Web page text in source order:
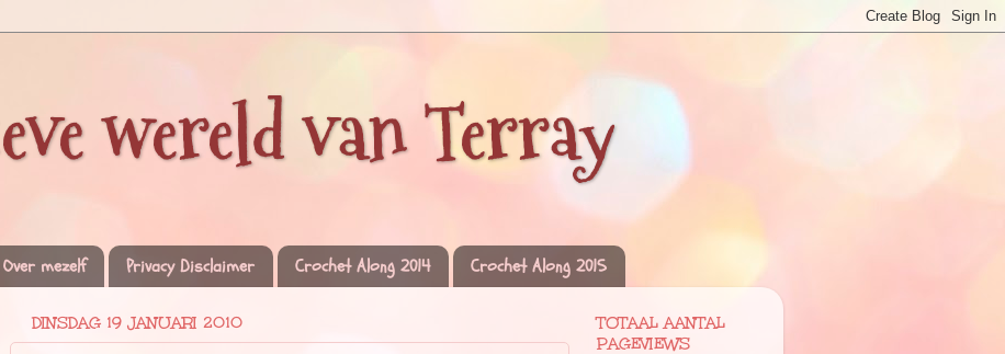
wereld van Terray
Over mezelf Privacy Disclaimer Crochet Along 2014 Crochet Along 2015
DINSDAG 19 JANUARI 2010
TOTAAL AANTAL
PAGEVIEWS